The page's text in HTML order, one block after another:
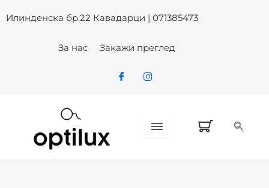
toИлинденска бр.22 Кавадарци | 071385473
За нас Закажи преглед